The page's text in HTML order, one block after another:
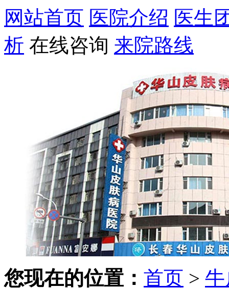
网站首页 医院介绍 医生
析 在线咨询 来院路线
您现在的位置： 首页 >